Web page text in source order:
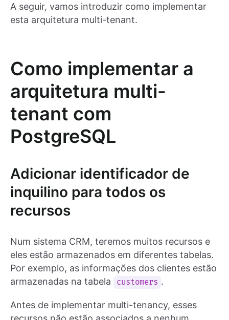
A seguir, vamos introduzir como implementar
esta arquitetura multi-tenant.
Como implementar a
arquitetura multi-
tenant com
PostgreSQL
Adicionar identificador de
inquilino para todos os
recursos
Num sistema CRM, teremos muitos recursos e
eles estão armazenados em diferentes tabelas.
Por exemplo, as informações dos clientes estão
armazenadas na tabela
customers .
Antes de implementar multi-tenancy, esses